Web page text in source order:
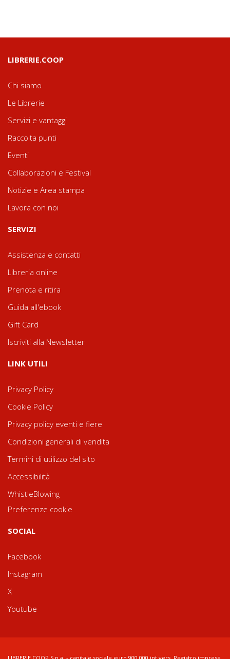
LIBRERIE.COOP
Chi siamo
Le Librerie
Servizi e vantaggi
Raccolta punti
Eventi
Collaborazioni e Festival
Notizie e Area stampa
Lavora con noi
SERVIZI
Assistenza e contatti
Libreria online
Prenota e ritira
Guida all'ebook
Gift Card
Iscriviti alla Newsletter
LINK UTILI
Privacy Policy
Cookie Policy
Privacy policy eventi e fiere
Condizioni generali di vendita
Termini di utilizzo del sito
Accessibilità
WhistleBlowing
Preferenze cookie
SOCIAL
Facebook
Instagram
X
Youtube